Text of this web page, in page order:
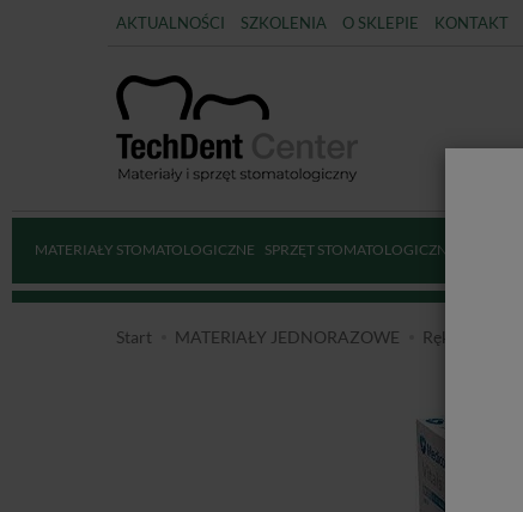
AKTUALNOŚCI SZKOLENIA O SKLEPIE KONTAKT
MATERIAŁY STOMATOLOGICZNE SPRZĘT STOMATOLOGICZNY
Start MATERIAŁY JEDNORAZOWE Rękawice